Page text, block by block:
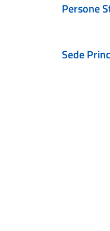
Persone
Sede